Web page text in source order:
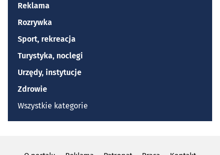
Reklama
Rozrywka
Sport, rekreacja
Turystyka, noclegi
Urzędy, instytucje
Zdrowie
Wszystkie kategorie